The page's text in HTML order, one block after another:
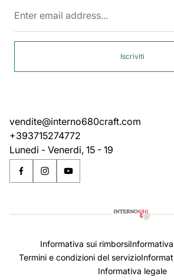
Iscriviti
vendite@interno680craft.com
+393715274772
Lunedi - Venerdi, 15 - 19
Informativa sui rimborsi
Termini e condizioni del servizio
Informativa legale